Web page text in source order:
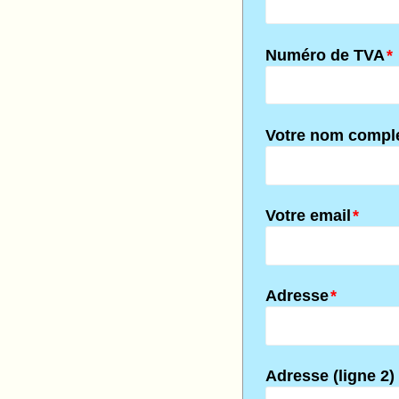
*
Numéro de TVA
Votre nom
*
Votre email
*
Adresse
Adresse (ligne 2)